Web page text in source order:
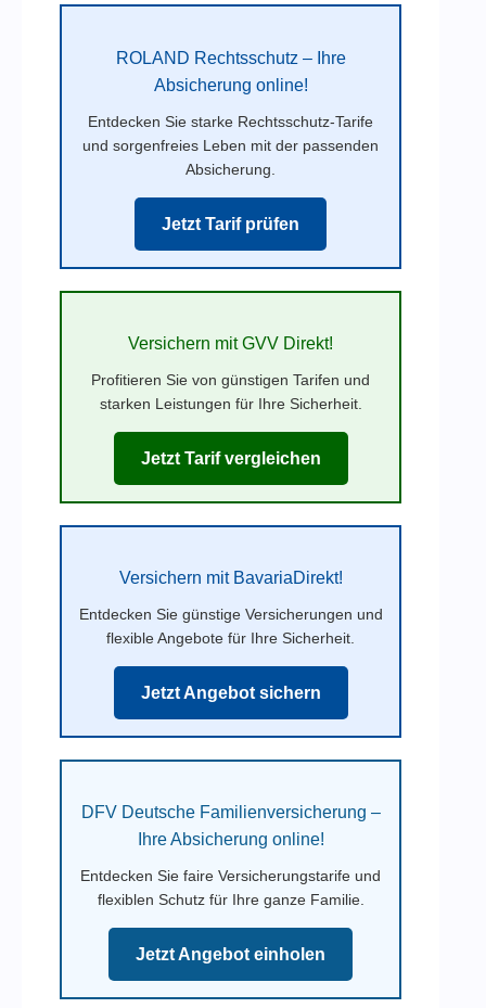
ROLAND Rechtsschutz – Ihre
Absicherung online!
Entdecken Sie starke Rechtsschutz-Tarife
und sorgenfreies Leben mit der passenden
Absicherung.
Jetzt Tarif prüfen
Versichern mit GVV Direkt!
Profitieren Sie von günstigen Tarifen und
starken Leistungen für Ihre Sicherheit.
Jetzt Tarif vergleichen
Versichern mit BavariaDirekt!
Entdecken Sie günstige Versicherungen und
flexible Angebote für Ihre Sicherheit.
Jetzt Angebot sichern
DFV Deutsche Familienversicherung –
Ihre Absicherung online!
Entdecken Sie faire Versicherungstarife und
flexiblen Schutz für Ihre ganze Familie.
Jetzt Angebot einholen